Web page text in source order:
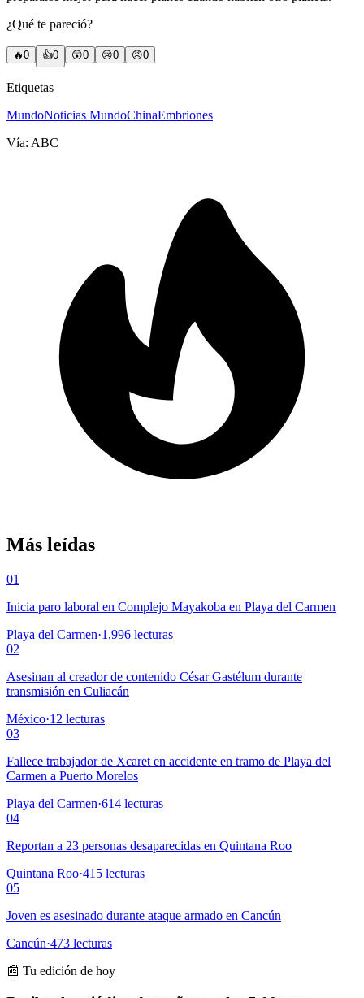
¿Qué te pareció?
🔥0 👍0 😲0 😢0 😠0
Etiquetas
MundoNoticias MundoChinaEmbriones
Vía: ABC
Más leídas
01
Inicia paro laboral en Complejo Mayakoba en Playa del Carmen
Playa del Carmen·1,996 lecturas
02
Asesinan al creador de contenido César Gastélum durante
transmisión en Culiacán
México·12 lecturas
03
Fallece trabajador de Xcaret en accidente en tramo de Playa del
Carmen a Puerto Morelos
Playa del Carmen·614 lecturas
04
Reportan a 23 personas desaparecidas en Quintana Roo
Quintana Roo·415 lecturas
05
Joven es asesinado durante ataque armado en Cancún
Cancún·473 lecturas
📰 Tu edición de hoy